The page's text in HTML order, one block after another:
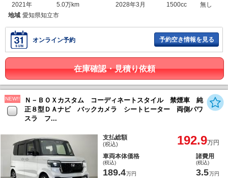
2021年
5.0万km
2028年3月
1500cc
無し
地域 愛知県知立市
オンライン予約 予約空き情報を見る
在庫確認・見積り依頼
NEW!!
Ｎ－ＢＯＸカスタム コーディネートスタイル 禁煙車 純
正８型ＤＡナビ バックカメラ シートヒーター 両側パワ
スラ フ...
支払総額
(税込) 192.9万円
車両本体価格
(税込)
189.4万円
諸費用
(税込)
3.5万円